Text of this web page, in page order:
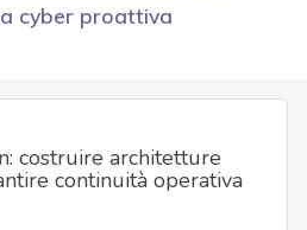
cyber proattiva
costruire architetture
continuità operativa